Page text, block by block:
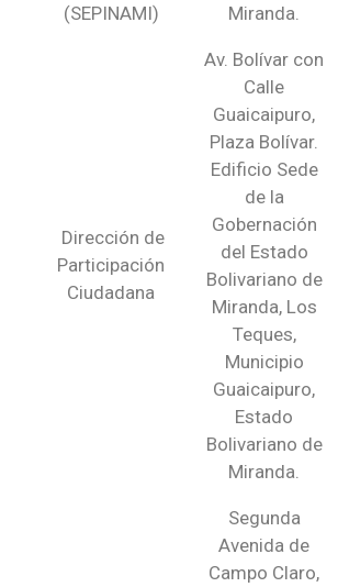
(SEPINAMI)
Miranda.
Dirección de
Participación
Ciudadana
Av. Bolívar con
Calle
Guaicaipuro,
Plaza Bolívar.
Edificio Sede
de la
Gobernación
del Estado
Bolivariano de
Miranda, Los
Teques,
Municipio
Guaicaipuro,
Estado
Bolivariano de
Miranda.
Segunda
Avenida de
Campo Claro,